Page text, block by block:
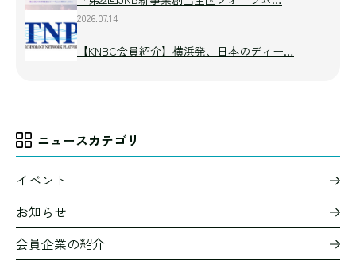
2026.07.14
【KNBC会員紹介】横浜発、日本のディー…
ニュースカテゴリ
イベント
お知らせ
会員企業の紹介